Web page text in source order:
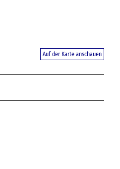
Auf der Karte anschauen